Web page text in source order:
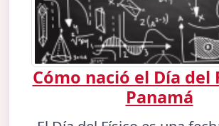
Cómo nació el Día del
Panamá